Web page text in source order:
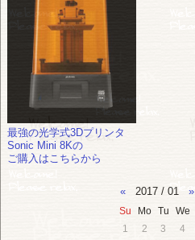
最強の光学式3Dプリンタ
Sonic Mini 8Kの
ご購入はこちらから
« 2017 / 01 »
Su Mo Tu We
1
2 3 4